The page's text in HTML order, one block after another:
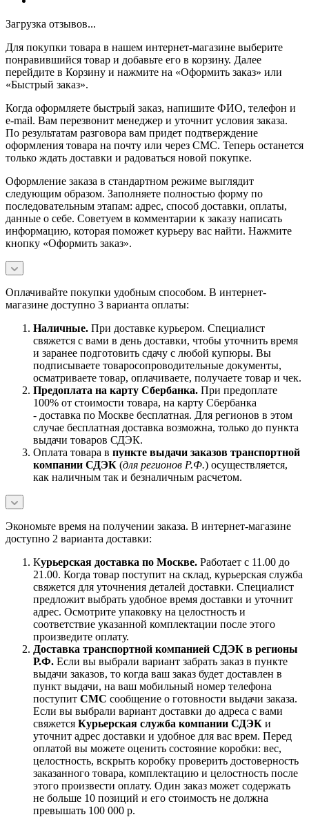
Загрузка отзывов...
Для покупки товара в нашем интернет-магазине выберите
понравившийся товар и добавьте его в корзину. Далее
перейдите в Корзину и нажмите на «Оформить заказ» или
«Быстрый заказ».
Когда оформляете быстрый заказ, напишите ФИО, телефон и
e-mail. Вам перезвонит менеджер и уточнит условия заказа.
По результатам разговора вам придет подтверждение
оформления товара на почту или через СМС. Теперь останется
только ждать доставки и радоваться новой покупке.
Оформление заказа в стандартном режиме выглядит
следующим образом. Заполняете полностью форму по
последовательным этапам: адрес, способ доставки, оплаты,
данные о себе. Советуем в комментарии к заказу написать
информацию, которая поможет курьеру вас найти. Нажмите
кнопку «Оформить заказ».
Оплачивайте покупки удобным способом. В интернет-
магазине доступно 3 варианта оплаты:
Наличные. При доставке курьером. Специалист
свяжется с вами в день доставки, чтобы уточнить время
и заранее подготовить сдачу с любой купюры. Вы
подписываете товаросопроводительные документы,
осматриваете товар, оплачиваете, получаете товар и чек.
Предоплата на карту Сбербанка. При предоплате
100% от стоимости товара, на карту Сбербанка
- доставка по Москве бесплатная. Для регионов в этом
случае бесплатная доставка возможна, только до пункта
выдачи товаров СДЭК.
Оплата товара в пункте выдачи заказов транспортной
компании СДЭК (для регионов Р.Ф.) осуществляется,
как наличным так и безналичным расчетом.
Экономьте время на получении заказа. В интернет-магазине
доступно 2 варианта доставки:
Курьерская доставка по Москве. Работает с 11.00 до
21.00. Когда товар поступит на склад, курьерская служба
свяжется для уточнения деталей доставки. Специалист
предложит выбрать удобное время доставки и уточнит
адрес. Осмотрите упаковку на целостность и
соответствие указанной комплектации после этого
произведите оплату.
Доставка транспортной компанией СДЭК в регионы
Р.Ф. Если вы выбрали вариант забрать заказ в пункте
выдачи заказов, то когда ваш заказ будет доставлен в
пункт выдачи, на ваш мобильный номер телефона
поступит СМС сообщение о готовности выдачи заказа.
Если вы выбрали вариант доставки до адреса с вами
свяжется Курьерская служба компании СДЭК и
уточнит адрес доставки и удобное для вас врем. Перед
оплатой вы можете оценить состояние коробки: вес,
целостность, вскрыть коробку проверить достоверность
заказанного товара, комплектацию и целостность после
этого произвести оплату. Один заказ может содержать
не больше 10 позиций и его стоимость не должна
превышать 100 000 р.